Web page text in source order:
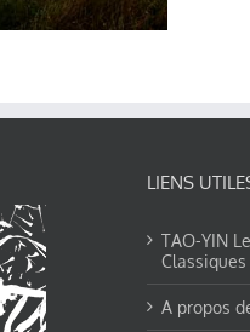
LIENS
TAO-YIN
Classiques
A propos